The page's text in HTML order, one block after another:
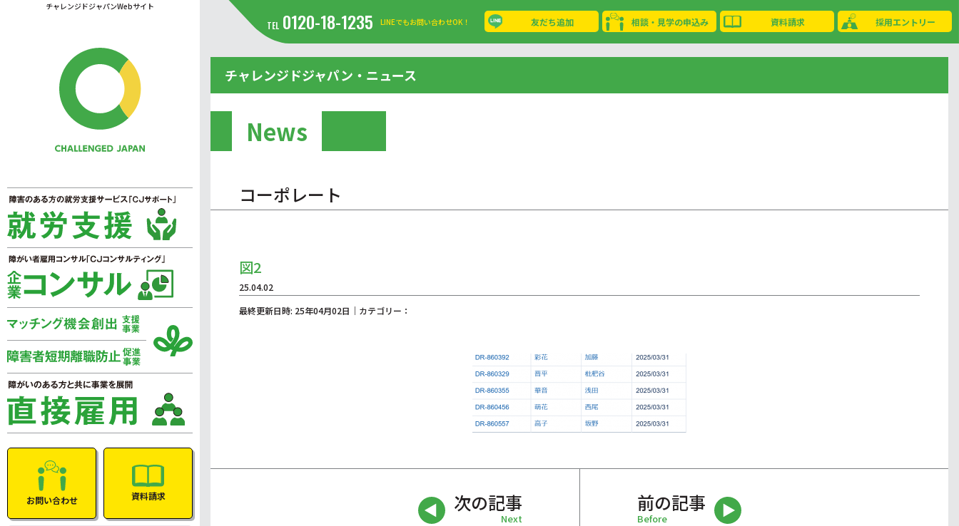
チャレンジドジャパンWebサイト
お問い合わせ 資料請求
TEL 0120-18-1235 LINEでもお問い合わせOK！ 友だち追加 相談・見学の申込み 資料請求 採用エントリー
チャレンジドジャパン・ニュース
News
コーポレート
図2
25.04.02
最終更新日時: 25年04月02日｜カテゴリー：
次の記事
Next
前の記事
Before